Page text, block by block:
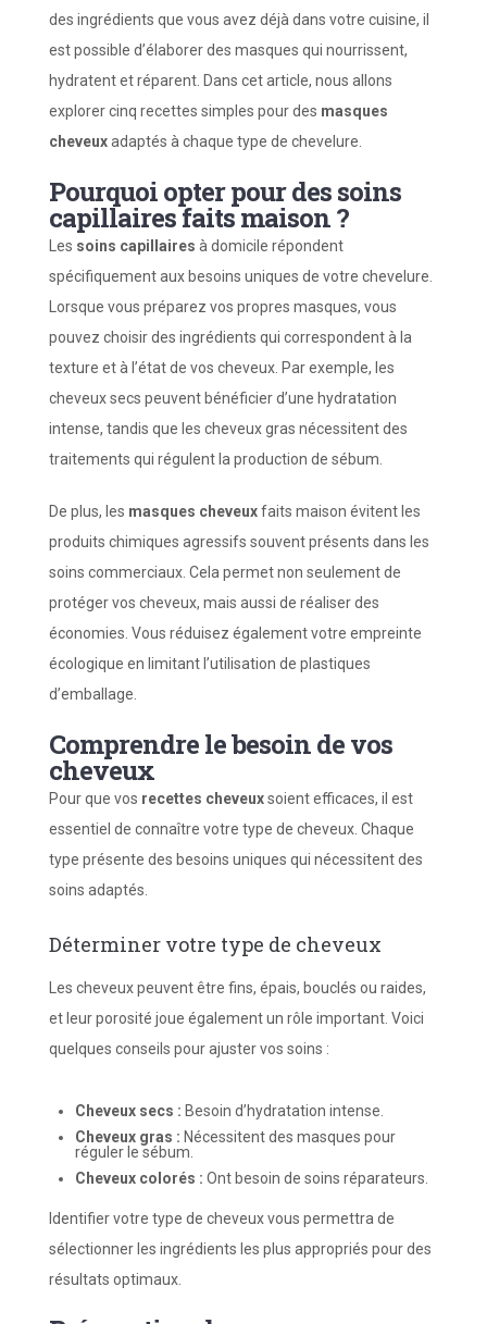
des ingrédients que vous avez déjà dans votre cuisine, il
est possible d’élaborer des masques qui nourrissent,
hydratent et réparent. Dans cet article, nous allons
explorer cinq recettes simples pour des masques
cheveuxadaptés à chaque type de chevelure.
Pourquoi opter pour des soins
capillaires faits maison ?
Les soins capillaires à domicile répondent
spécifiquement aux besoins uniques de votre chevelure.
Lorsque vous préparez vos propres masques, vous
pouvez choisir des ingrédients qui correspondent à la
texture et à l’état de vos cheveux. Par exemple, les
cheveux secs peuvent bénéficier d’une hydratation
intense, tandis que les cheveux gras nécessitent des
traitements qui régulent la production de sébum.
De plus, les masques cheveuxfaits maison évitent les
produits chimiques agressifs souvent présents dans les
soins commerciaux. Cela permet non seulement de
protéger vos cheveux, mais aussi de réaliser des
économies. Vous réduisez également votre empreinte
écologique en limitant l’utilisation de plastiques
d’emballage.
Comprendre le besoin de vos
cheveux
Pour que vos recettes cheveuxsoient efficaces, il est
essentiel de connaître votre type de cheveux. Chaque
type présente des besoins uniques qui nécessitent des
soins adaptés.
Déterminer votre type de cheveux
Les cheveux peuvent être fins, épais, bouclés ou raides,
et leur porosité joue également un rôle important. Voici
quelques conseils pour ajuster vos soins :
Cheveux secs : Besoin d’hydratation intense.
Cheveux gras : Nécessitent des masques pour
réguler le sébum.
Cheveux colorés : Ont besoin de soins réparateurs.
Identifier votre type de cheveux vous permettra de
sélectionner les ingrédients les plus appropriés pour des
résultats optimaux.